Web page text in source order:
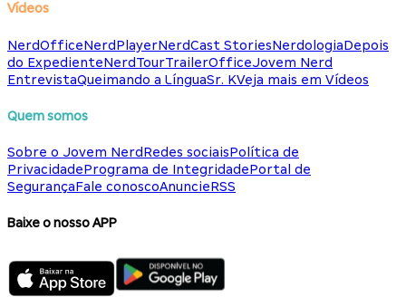
Vídeos
NerdOfficeNerdPlayerNerdCast StoriesNerdologiaDepois
do ExpedienteNerdTourTrailerOfficeJovem Nerd
EntrevistaQueimando a LínguaSr. KVeja mais em Vídeos
Quem somos
Sobre o Jovem NerdRedes sociaisPolítica de
PrivacidadePrograma de IntegridadePortal de
SegurançaFale conoscoAnuncieRSS
Baixe o nosso APP